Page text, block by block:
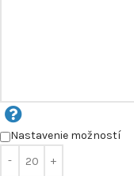
Nastavenie možností